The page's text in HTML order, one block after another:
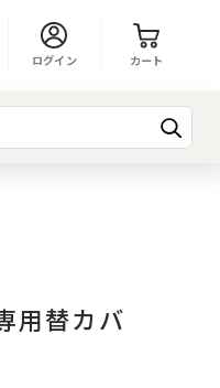
ログイン カート
用替カバ